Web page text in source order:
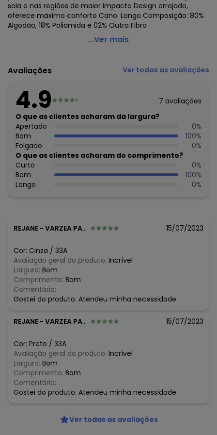
sola e nas regiões de maior impacto Design arrojado,
oferece máximo conforto Cano: Longo Composição: 80%
Algodão, 18% Poliamida e 02% Outra Fibra
Lupo - Meia Aeróbica Lupo 4810-003
Colecao : SPORT LUPO
...Ver mais
Avaliações Ver todas as avaliações
4.9 7 avaliações
O que as clientes acharam da largura?
Apertado
0%
Bom
100%
Folgado
0%
O que as clientes acharam do comprimento?
Curto
0%
Bom
100%
Longo
0%
REJANE - VARZEA PAULISTA - SP 15/07/2023
Cor: Cinza / 33A
Avaliação geral do produto: Incrível
Largura: Bom
Comprimento: Bom
Comentário:
Gostei do produto. Atendeu minha necessidade.
REJANE - VARZEA PAULISTA - SP 15/07/2023
Cor: Preto / 33A
Avaliação geral do produto: Incrível
Largura: Bom
Comprimento: Bom
Comentário:
Gostei do produto. Atendeu minha necessidade.
Ver todas as avaliações